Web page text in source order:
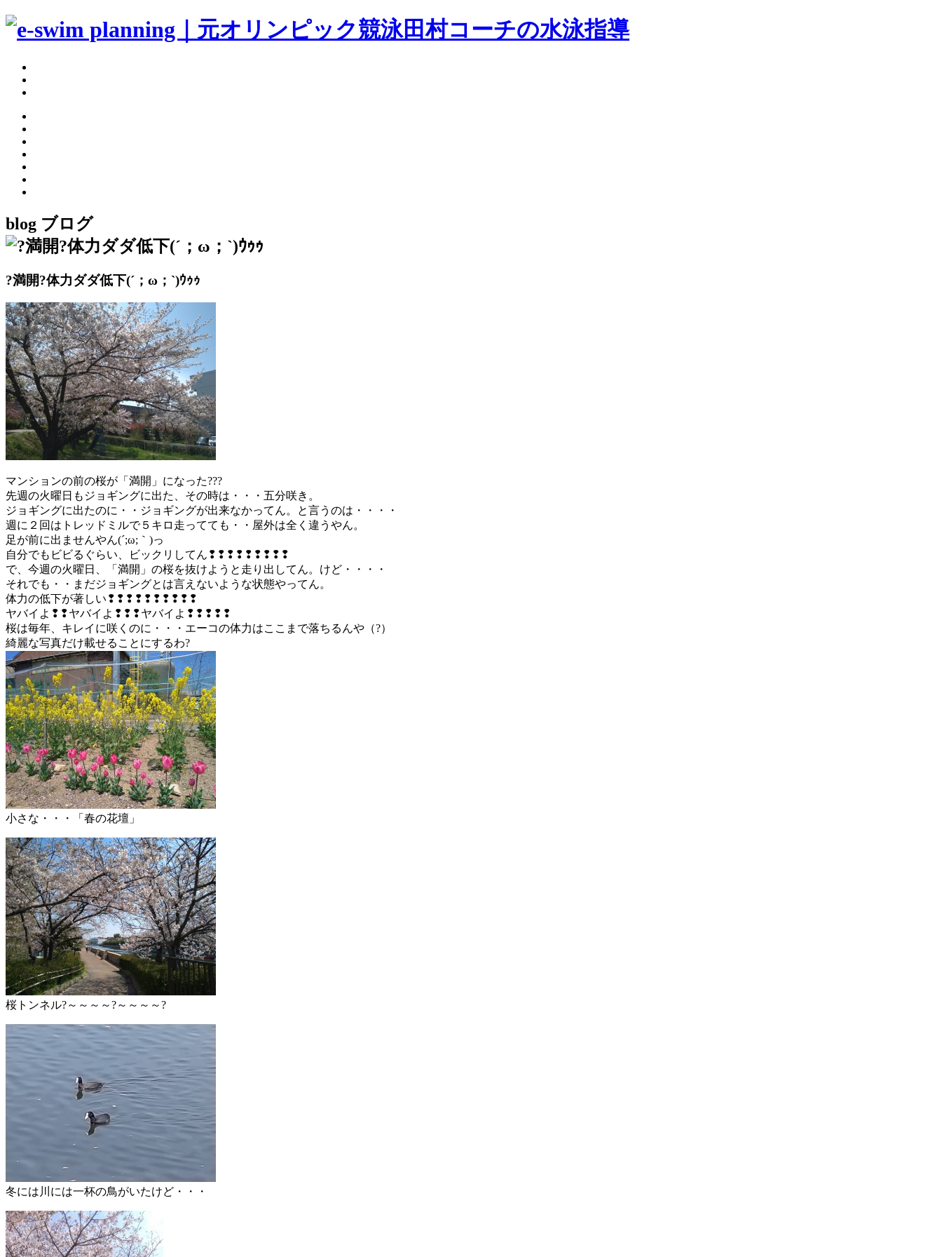
blog ブログ
?満開?体力ダダ低下(´；ω；`)ｳｩｩ
マンションの前の桜が「満開」になった???
先週の火曜日もジョギングに出た、その時は・・・五分咲き。
ジョギングに出たのに・・ジョギングが出来なかってん。と言うのは・・・・
週に２回はトレッドミルで５キロ走ってても・・屋外は全く違うやん。
足が前に出ませんやん(´;ω;｀)っ
自分でもビビるぐらい、ビックリしてん❢❢❢❢❢❢❢❢❢
で、今週の火曜日、「満開」の桜を抜けようと走り出してん。けど・・・・
それでも・・まだジョギングとは言えないような状態やってん。
体力の低下が著しい❢❢❢❢❢❢❢❢❢❢
ヤバイよ❢❢ヤバイよ❢❢❢ヤバイよ❢❢❢❢❢
桜は毎年、キレイに咲くのに・・・エーコの体力はここまで落ちるんや（?）
綺麗な写真だけ載せることにするわ?
小さな・・・「春の花壇」
桜トンネル?～～～～?～～～～?
冬には川には一杯の鳥がいたけど・・・